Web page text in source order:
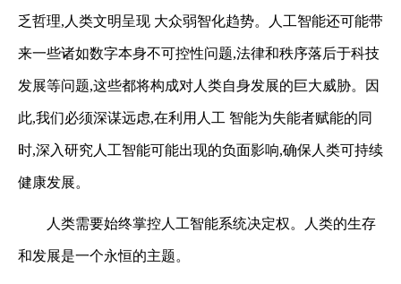
乏哲理,人类文明呈现 大众弱智化趋势。人工智能还可能带
来一些诸如数字本身不可控性问题,法律和秩序落后于科技
发展等问题,这些都将构成对人类自身发展的巨大威胁。因
此,我们必须深谋远虑,在利用人工 智能为失能者赋能的同
时,深入研究人工智能可能出现的负面影响,确保人类可持续
健康发展。
人类需要始终掌控人工智能系统决定权。人类的生存
和发展是一个永恒的主题。